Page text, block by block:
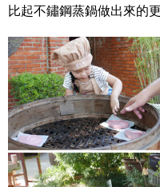
比起不鏽鋼蒸鍋做出來的